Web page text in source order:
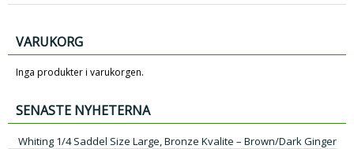
VARUKORG
Inga produkter i varukorgen.
SENASTE NYHETERNA
Whiting 1/4 Saddel Size Large, Bronze Kvalite – Brown/Dark Ginger